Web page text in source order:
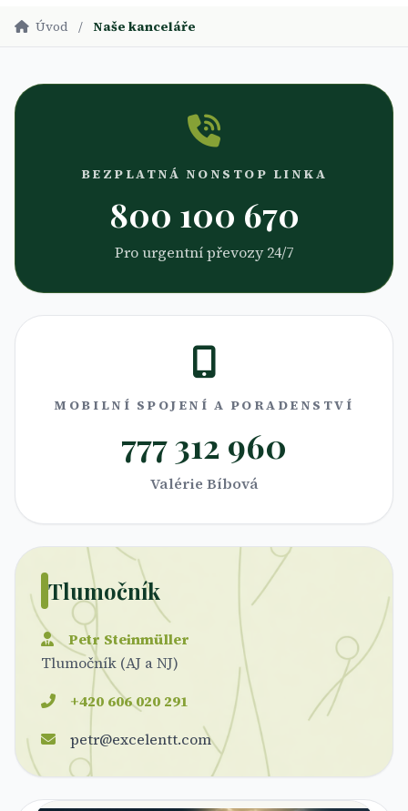
Úvod / Naše kanceláře
BEZPLATNÁ NONSTOP LINKA
800 100 670
Pro urgentní převozy 24/7
MOBILNÍ SPOJENÍ A PORADENSTVÍ
777 312 960
Valérie Bíbová
Tlumočník
Petr Steinmüller
Tlumočník (AJ a NJ)
+420 606 020 291
petr@excelentt.com